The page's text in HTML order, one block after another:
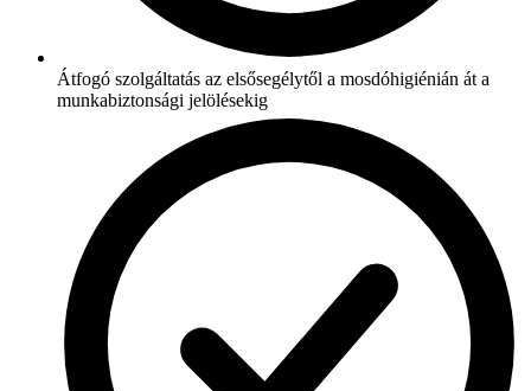
Átfogó szolgáltatás az elsősegélytől a mosdóhigiénián át a
munkabiztonsági jelölésekig